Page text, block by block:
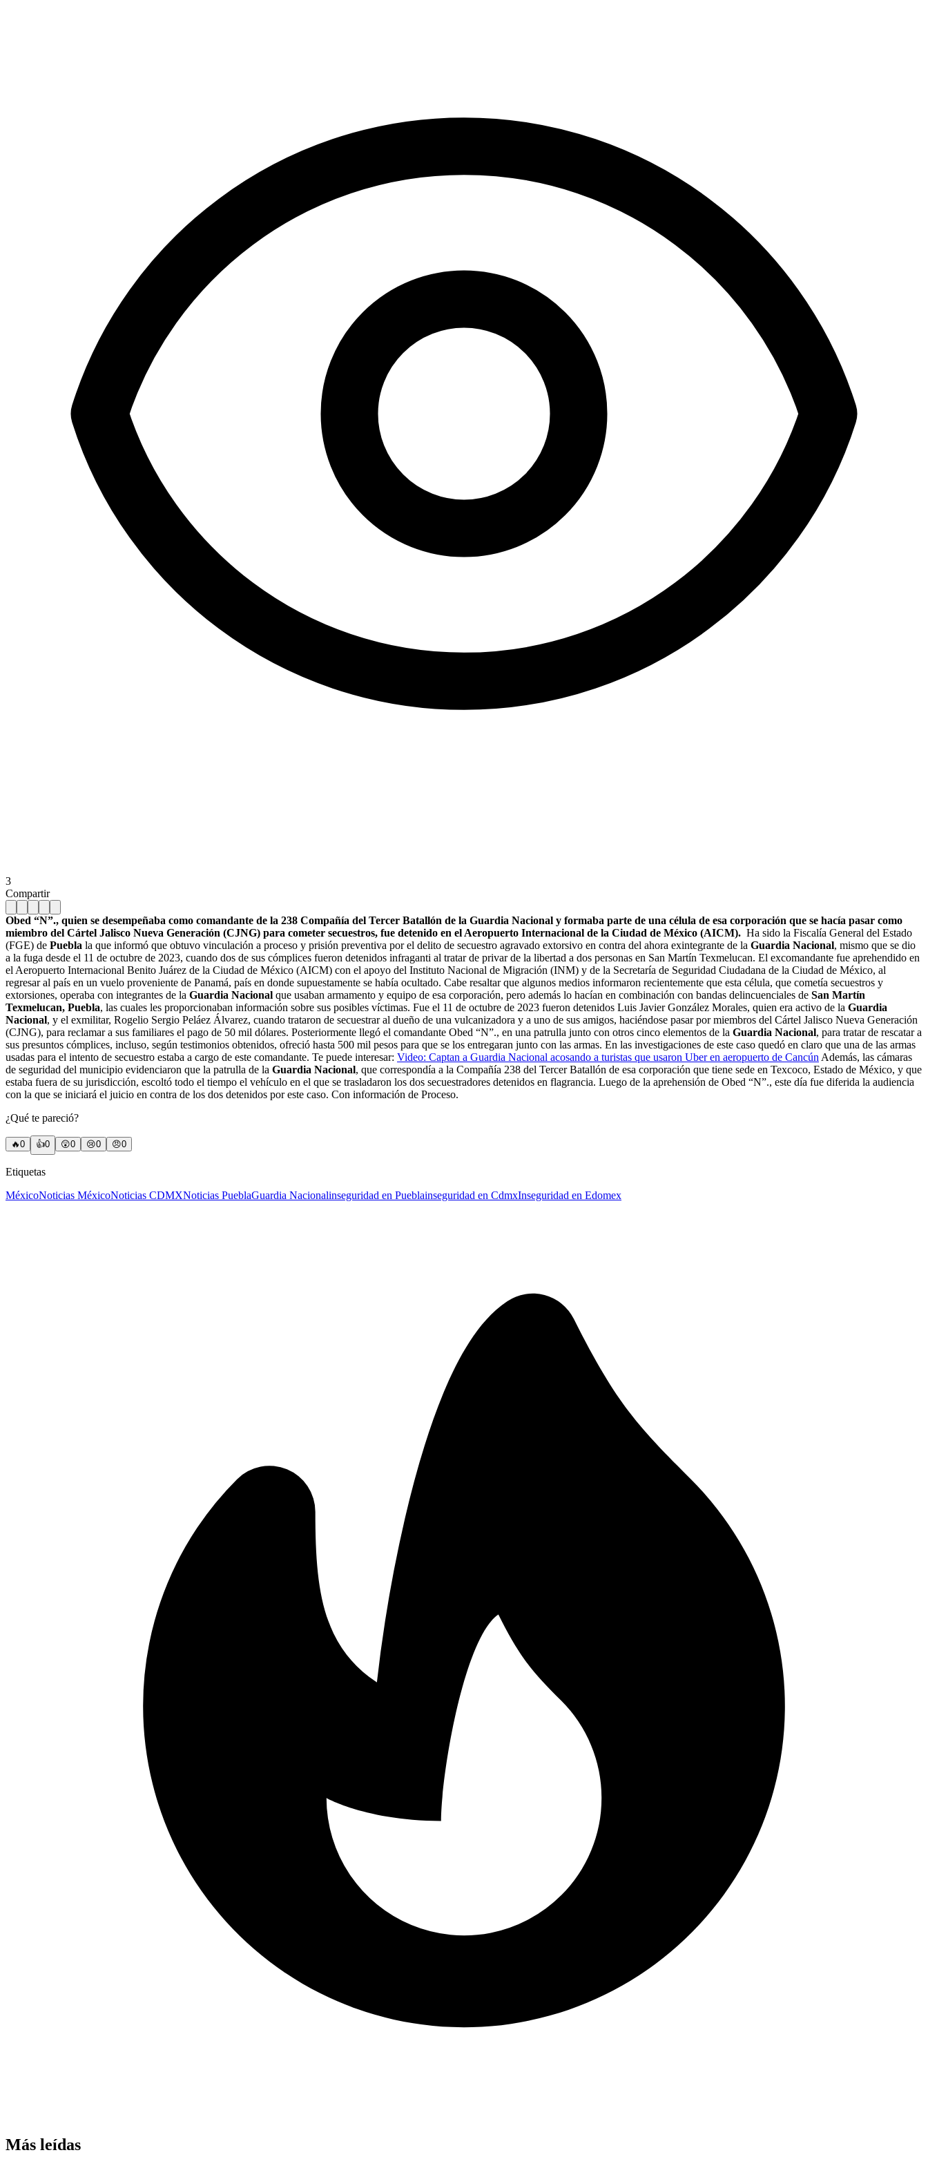
3
Compartir
Obed “N”., quien se desempeñaba como comandante de la 238 Compañía del Tercer Batallón de la Guardia Nacional y formaba parte de una célula de esa corporación que se hacía pasar como
miembro del Cártel Jalisco Nueva Generación (CJNG) para cometer secuestros, fue detenido en el Aeropuerto Internacional de la Ciudad de México (AICM). Ha sido la Fiscalía General del Estado
(FGE) de Puebla la que informó que obtuvo vinculación a proceso y prisión preventiva por el delito de secuestro agravado extorsivo en contra del ahora exintegrante de la Guardia Nacional, mismo que se dio
a la fuga desde el 11 de octubre de 2023, cuando dos de sus cómplices fueron detenidos infraganti al tratar de privar de la libertad a dos personas en San Martín Texmelucan. El excomandante fue aprehendido en
el Aeropuerto Internacional Benito Juárez de la Ciudad de México (AICM) con el apoyo del Instituto Nacional de Migración (INM) y de la Secretaría de Seguridad Ciudadana de la Ciudad de México, al
regresar al país en un vuelo proveniente de Panamá, país en donde supuestamente se había ocultado. Cabe resaltar que algunos medios informaron recientemente que esta célula, que cometía secuestros y
extorsiones, operaba con integrantes de la Guardia Nacional que usaban armamento y equipo de esa corporación, pero además lo hacían en combinación con bandas delincuenciales de San Martín
Texmelucan, Puebla, las cuales les proporcionaban información sobre sus posibles víctimas. Fue el 11 de octubre de 2023 fueron detenidos Luis Javier González Morales, quien era activo de la Guardia
Nacional, y el exmilitar, Rogelio Sergio Peláez Álvarez, cuando trataron de secuestrar al dueño de una vulcanizadora y a uno de sus amigos, haciéndose pasar por miembros del Cártel Jalisco Nueva Generación
(CJNG), para reclamar a sus familiares el pago de 50 mil dólares. Posteriormente llegó el comandante Obed “N”., en una patrulla junto con otros cinco elementos de la Guardia Nacional, para tratar de rescatar a
sus presuntos cómplices, incluso, según testimonios obtenidos, ofreció hasta 500 mil pesos para que se los entregaran junto con las armas. En las investigaciones de este caso quedó en claro que una de las armas
usadas para el intento de secuestro estaba a cargo de este comandante. Te puede interesar: Video: Captan a Guardia Nacional acosando a turistas que usaron Uber en aeropuerto de Cancún Además, las cámaras
de seguridad del municipio evidenciaron que la patrulla de la Guardia Nacional, que correspondía a la Compañía 238 del Tercer Batallón de esa corporación que tiene sede en Texcoco, Estado de México, y que
estaba fuera de su jurisdicción, escoltó todo el tiempo el vehículo en el que se trasladaron los dos secuestradores detenidos en flagrancia. Luego de la aprehensión de Obed “N”., este día fue diferida la audiencia
con la que se iniciará el juicio en contra de los dos detenidos por este caso. Con información de Proceso.
¿Qué te pareció?
🔥0 👍0 😲0 😢0 😠0
Etiquetas
MéxicoNoticias MéxicoNoticias CDMXNoticias PueblaGuardia Nacionalinseguridad en Pueblainseguridad en CdmxInseguridad en Edomex
Más leídas